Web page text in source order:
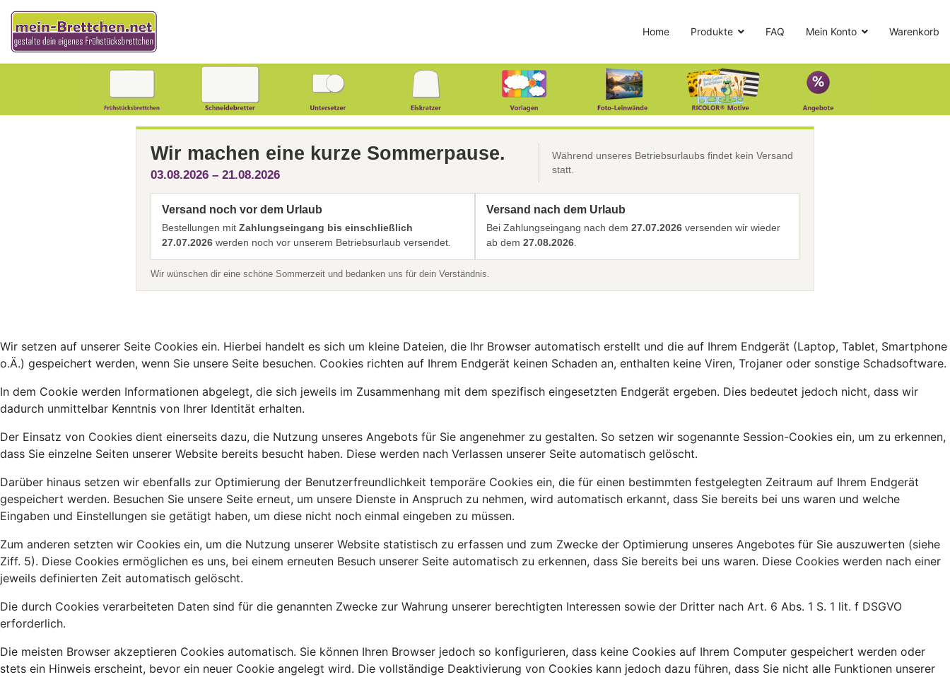
Home Produkte FAQ Mein Konto Warenkorb
Wir machen eine kurze Sommerpause.
03.08.2026 – 21.08.2026
Während unseres Betriebsurlaubs findet kein Versand
statt.
Versand noch vor dem Urlaub
Bestellungen mit Zahlungseingang bis einschließlich
27.07.2026 werden noch vor unserem Betriebsurlaub versendet.
Versand nach dem Urlaub
Bei Zahlungseingang nach dem 27.07.2026 versenden wir wieder
ab dem 27.08.2026.
Wir wünschen dir eine schöne Sommerzeit und bedanken uns für dein Verständnis.
Wir setzen auf unserer Seite Cookies ein. Hierbei handelt es sich um kleine Dateien, die Ihr Browser automatisch erstellt und die auf Ihrem Endgerät (Laptop, Tablet, Smartphone
o.Ä.) gespeichert werden, wenn Sie unsere Seite besuchen. Cookies richten auf Ihrem Endgerät keinen Schaden an, enthalten keine Viren, Trojaner oder sonstige Schadsoftware.
In dem Cookie werden Informationen abgelegt, die sich jeweils im Zusammenhang mit dem spezifisch eingesetzten Endgerät ergeben. Dies bedeutet jedoch nicht, dass wir
dadurch unmittelbar Kenntnis von Ihrer Identität erhalten.
Der Einsatz von Cookies dient einerseits dazu, die Nutzung unseres Angebots für Sie angenehmer zu gestalten. So setzen wir sogenannte Session-Cookies ein, um zu erkennen,
dass Sie einzelne Seiten unserer Website bereits besucht haben. Diese werden nach Verlassen unserer Seite automatisch gelöscht.
Darüber hinaus setzen wir ebenfalls zur Optimierung der Benutzerfreundlichkeit temporäre Cookies ein, die für einen bestimmten festgelegten Zeitraum auf Ihrem Endgerät
gespeichert werden. Besuchen Sie unsere Seite erneut, um unsere Dienste in Anspruch zu nehmen, wird automatisch erkannt, dass Sie bereits bei uns waren und welche
Eingaben und Einstellungen sie getätigt haben, um diese nicht noch einmal eingeben zu müssen.
Zum anderen setzten wir Cookies ein, um die Nutzung unserer Website statistisch zu erfassen und zum Zwecke der Optimierung unseres Angebotes für Sie auszuwerten (siehe
Ziff. 5). Diese Cookies ermöglichen es uns, bei einem erneuten Besuch unserer Seite automatisch zu erkennen, dass Sie bereits bei uns waren. Diese Cookies werden nach einer
jeweils definierten Zeit automatisch gelöscht.
Die durch Cookies verarbeiteten Daten sind für die genannten Zwecke zur Wahrung unserer berechtigten Interessen sowie der Dritter nach Art. 6 Abs. 1 S. 1 lit. f DSGVO
erforderlich.
Die meisten Browser akzeptieren Cookies automatisch. Sie können Ihren Browser jedoch so konfigurieren, dass keine Cookies auf Ihrem Computer gespeichert werden oder
stets ein Hinweis erscheint, bevor ein neuer Cookie angelegt wird. Die vollständige Deaktivierung von Cookies kann jedoch dazu führen, dass Sie nicht alle Funktionen unserer